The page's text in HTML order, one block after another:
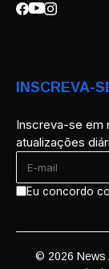
INSCREVA-
Inscreva-se em
atualizações
Eu concordo
© 2026 News